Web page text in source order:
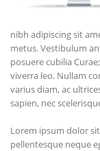
nibh adipiscing sit
metus. Vestibulum
posuere cubilia
viverra leo. Nullam
varius diam, ac
sapien, nec
Lorem ipsum dolor
pellentesque neque